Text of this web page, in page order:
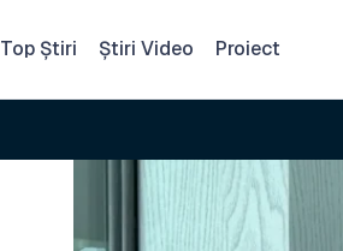
Top Știri Știri Video Proiect